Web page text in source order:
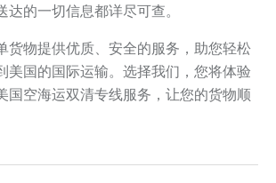
的一切信息都详尽可查。
货物提供优质、安全的服务，助您轻松
美国的国际运输。选择我们，您将体验
国空海运双清专线服务，让您的货物顺